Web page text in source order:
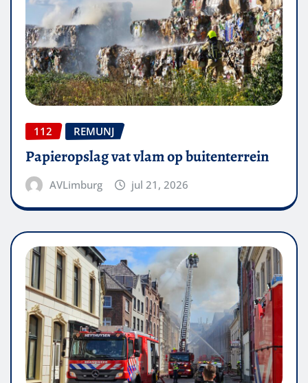
112 REMUNJ
Papieropslag vat vlam op buitenterrein
AVLimburg jul 21, 2026